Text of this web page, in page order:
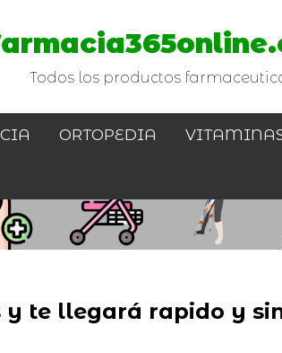
Todos los productos
ORTOPEDIA
y te llegará rapido y